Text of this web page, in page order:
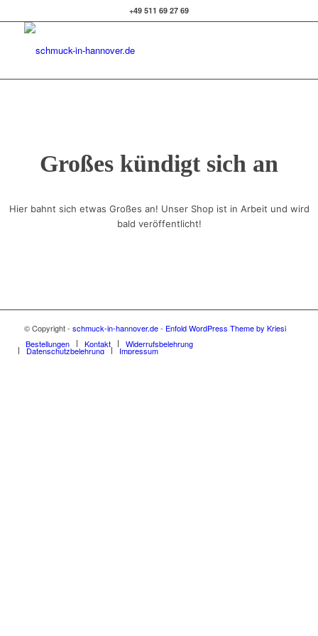
+49 511 69 27 69
Großes kündigt sich an
Hier bahnt sich etwas Großes an! Unser Shop ist in Arbeit und wird
bald veröffentlicht!
© Copyright - schmuck-in-hannover.de- Enfold WordPress Theme by Kriesi
Bestellungen
Kontakt Widerrufsbelehrung
Datenschutzbelehrung Impressum